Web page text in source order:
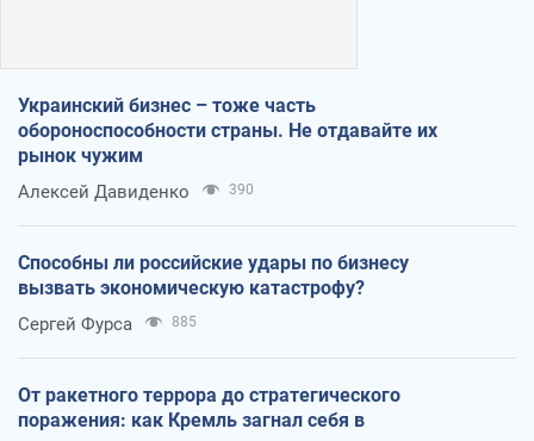
Украинский бизнес – тоже часть
обороноспособности страны. Не отдавайте их
рынок чужим
Алексей Давиденко 390
Способны ли российские удары по бизнесу
вызвать экономическую катастрофу?
Сергей Фурса 885
От ракетного террора до стратегического
поражения: как Кремль загнал себя в